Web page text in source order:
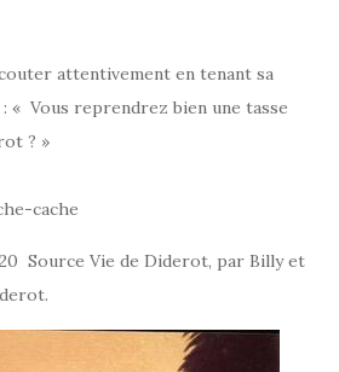
attentivement en tenant sa
« Vous reprendrez bien une tasse
? »
cache
Source Vie de Diderot, par Billy et